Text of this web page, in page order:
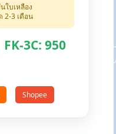
ใบเหลือง
2-3 เดือน
3C: 950
Shopee